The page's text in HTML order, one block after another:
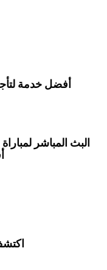
البث المباشر